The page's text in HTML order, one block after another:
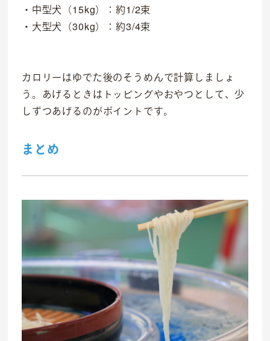
・中型犬（15kg）：約1/2束
・大型犬（30kg）：約3/4束
カロリーはゆでた後のそうめんで計算しましょ
う。あげるときはトッピングやおやつとして、少
しずつあげるのがポイントです。
まとめ